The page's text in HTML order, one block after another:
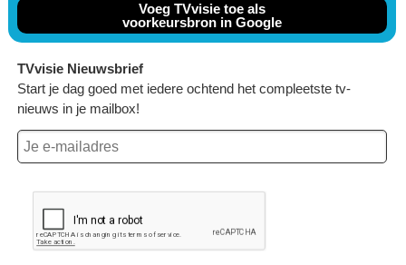
Voeg TVvisie toe als
voorkeursbron in Google
TVvisie Nieuwsbrief
Start je dag goed met iedere ochtend het compleetste tv-
nieuws in je mailbox!